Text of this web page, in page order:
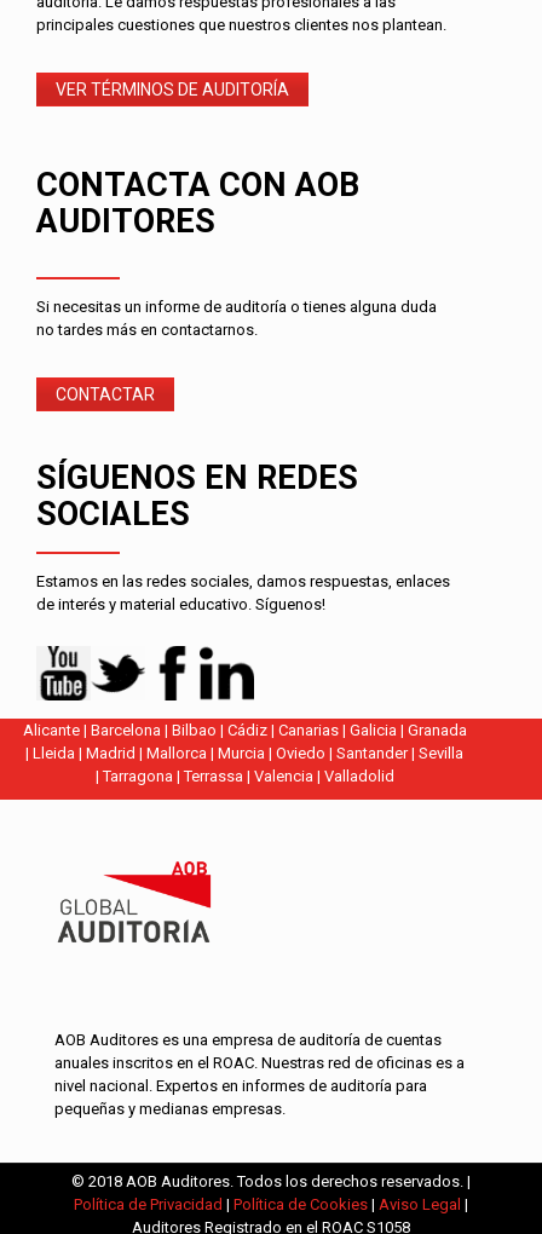
principales cuestiones que nuestros clientes nos plantean.
VER TÉRMINOS DE AUDITORÍA
CONTACTA CON AOB
AUDITORES
Si necesitas un informe de auditoría o tienes alguna duda
no tardes más en contactarnos.
CONTACTAR
SÍGUENOS EN REDES
SOCIALES
Estamos en las redes sociales, damos respuestas, enlaces
de interés y material educativo. Síguenos!
Alicante| Barcelona | Bilbao | Cádiz| Canarias| Galicia | Granada
|Lleida |Madrid |Mallorca |Murcia |Oviedo |Santander|Sevilla
|Tarragona |Terrassa | Valencia | Valladolid
AOB Auditores es una empresa de auditoría de cuentas
anuales inscritos en el ROAC. Nuestras red de oficinas es a
nivel nacional. Expertos en informes de auditoría para
pequeñas y medianas empresas.
© 2018 AOB Auditores. Todos los derechos reservados. |
Política de Privacidad | Política de Cookies | Aviso Legal |
Auditores Registrado en el ROAC S1058